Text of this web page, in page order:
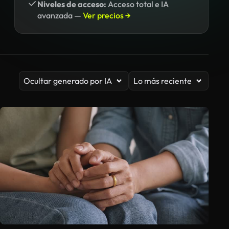
Niveles de acceso: Acceso total e IA
avanzada — Ver precios →
Ocultar generado por IA Lo más reciente